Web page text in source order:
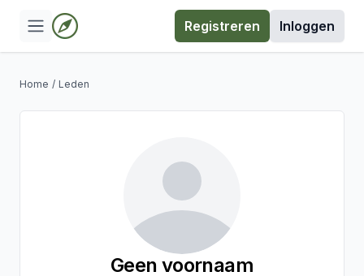
Registreren Inloggen
Home / Leden
Geen voornaam